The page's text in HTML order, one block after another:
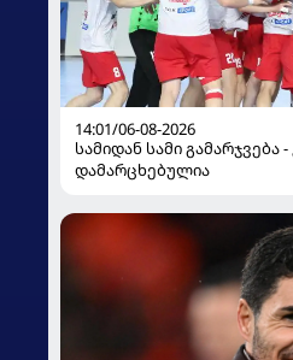
14:01/06-08-2026
სამიდან სამი გამარჯვება
დამარცხებულია